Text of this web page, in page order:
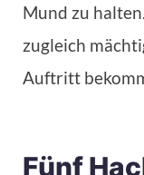
Mund zu
zugleich
Auftritt
Fünf